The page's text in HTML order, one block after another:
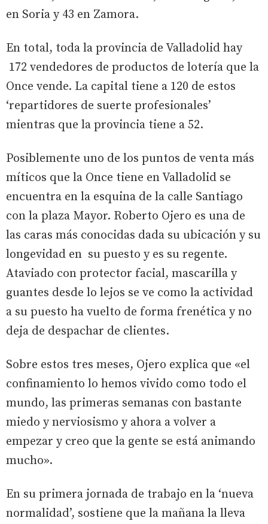
en Soria y 43 en Zamora.
En total, toda la provincia de Valladolid hay
172 vendedores de productos de lotería que la
Once vende. La capital tiene a 120 de estos
‘repartidores de suerte profesionales’
mientras que la provincia tiene a 52.
Posiblemente uno de los puntos de venta más
míticos que la Once tiene en Valladolid se
encuentra en la esquina de la calle Santiago
con la plaza Mayor. Roberto Ojero es una de
las caras más conocidas dada su ubicación y su
longevidad en su puesto y es su regente.
Ataviado con protector facial, mascarilla y
guantes desde lo lejos se ve como la actividad
a su puesto ha vuelto de forma frenética y no
deja de despachar de clientes.
Sobre estos tres meses, Ojero explica que «el
confinamiento lo hemos vivido como todo el
mundo, las primeras semanas con bastante
miedo y nerviosismo y ahora a volver a
empezar y creo que la gente se está animando
mucho».
En su primera jornada de trabajo en la ‘nueva
normalidad’, sostiene que la mañana la lleva